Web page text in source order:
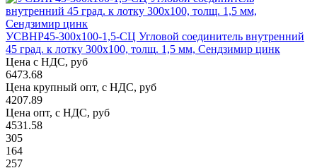
УСВНР45-300х100-1,5-СЦ Угловой соединитель внутренний
45 град. к лотку 300х100, толщ. 1,5 мм, Сендзимир цинк
Цена с НДС, руб
6473.68
Цена крупный опт, с НДС, руб
4207.89
Цена опт, с НДС, руб
4531.58
305
164
257